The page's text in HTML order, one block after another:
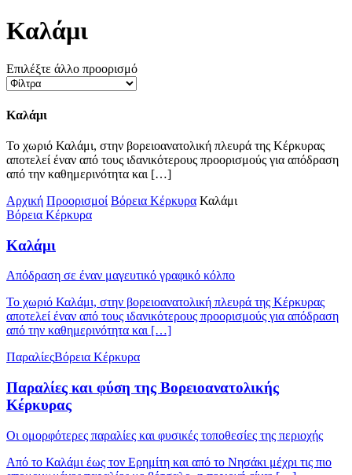
Καλάμι
Επιλέξτε άλλο προορισμό
Καλάμι
Το χωριό Καλάμι, στην βορειοανατολική πλευρά της Κέρκυρας
αποτελεί έναν από τους ιδανικότερους προορισμούς για απόδραση
από την καθημερινότητα και […]
Αρχική Προορισμοί Βόρεια Κέρκυρα Καλάμι
Βόρεια Κέρκυρα
Καλάμι
Απόδραση σε έναν μαγευτικό γραφικό κόλπο
Το χωριό Καλάμι, στην βορειοανατολική πλευρά της Κέρκυρας
αποτελεί έναν από τους ιδανικότερους προορισμούς για απόδραση
από την καθημερινότητα και […]
ΠαραλίεςΒόρεια Κέρκυρα
Παραλίες και φύση της Βορειοανατολικής
Κέρκυρας
Οι ομορφότερες παραλίες και φυσικές τοποθεσίες της περιοχής
Από το Καλάμι έως τον Ερημίτη και από το Νησάκι μέχρι τις πιο